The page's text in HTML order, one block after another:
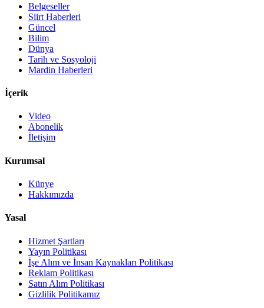
Belgeseller
Siirt Haberleri
Güncel
Bilim
Dünya
Tarih ve Sosyoloji
Mardin Haberleri
İçerik
Video
Abonelik
İletişim
Kurumsal
Künye
Hakkımızda
Yasal
Hizmet Şartları
Yayın Politikası
İşe Alım ve İnsan Kaynakları Politikası
Reklam Politikası
Satın Alım Politikası
Gizlilik Politikamız